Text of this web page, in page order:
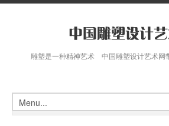
雕塑是一种精神艺术 中国雕塑设计艺术网